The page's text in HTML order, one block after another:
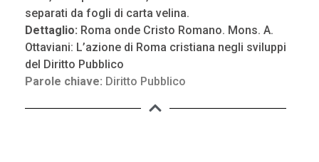
separati da fogli di carta velina.
Dettaglio: Roma onde Cristo Romano. Mons. A.
Ottaviani: L’azione di Roma cristiana negli sviluppi
del Diritto Pubblico
Parole chiave: Diritto Pubblico